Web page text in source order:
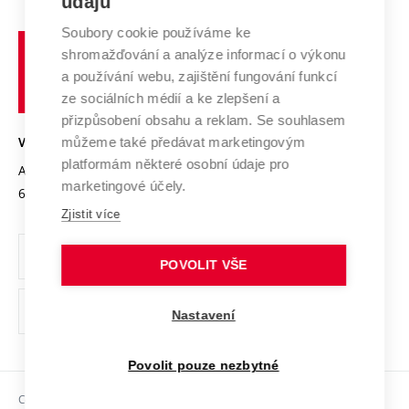
Systém zajišťování kvality výzkumu
Výzkumné infrastruktury
Transfer znalostí
Open Science
Projekty
Projekty ze strukturálních fondů
Specifický výzkum
Spolupráce se školami
Mezinárodní dohody
Univerzitní sítě
Profil univerzity
Udržitelná univerzita
Podnikavá univerzita / ContriBUTe
Bezpečná univerzita
Vyznamenání
Organizační struktura
Ochrana osobních údajů
odkaz)
Sociální bezpečí
učení
technické
Brně
VYSOKÉ UČENÍ TECHNICKÉ V BRNĚ
Antonínská 548/1
602 00 Brno
www.vut.cz
vut@vutbr.cz
Copyright © 2026 VUT
Soubory cookie používáme ke
shromažďování a analýze informací o výkonu
a používání webu, zajištění fungování funkcí
ze sociálních médií a ke zlepšení a
přizpůsobení obsahu a reklam. Se souhlasem
můžeme také předávat marketingovým
platformám některé osobní údaje pro
marketingové účely.
Zjistit více
POVOLIT VŠE
Nastavení
Povolit pouze nezbytné